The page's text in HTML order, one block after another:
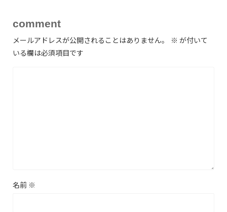
comment
メールアドレスが公開されることはありません。 ※ が付いて
いる欄は必須項目です
名前 ※